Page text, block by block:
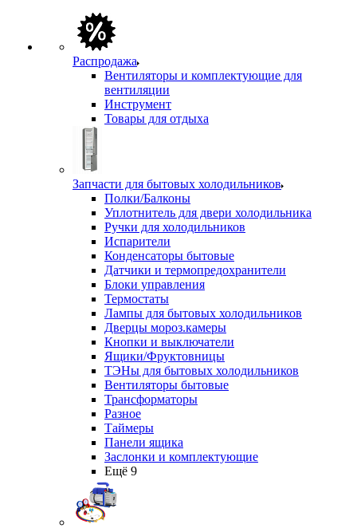
Распродажа
Вентиляторы и комплектующие для
вентиляции
Инструмент
Товары для отдыха
Запчасти для бытовых холодильников
Полки/Балконы
Уплотнитель для двери холодильника
Ручки для холодильников
Испарители
Конденсаторы бытовые
Датчики и термопредохранители
Блоки управления
Термостаты
Лампы для бытовых холодильников
Дверцы мороз.камеры
Кнопки и выключатели
Ящики/Фруктовницы
ТЭНы для бытовых холодильников
Вентиляторы бытовые
Трансформаторы
Разное
Таймеры
Панели ящика
Заслонки и комплектующие
Ещё 9